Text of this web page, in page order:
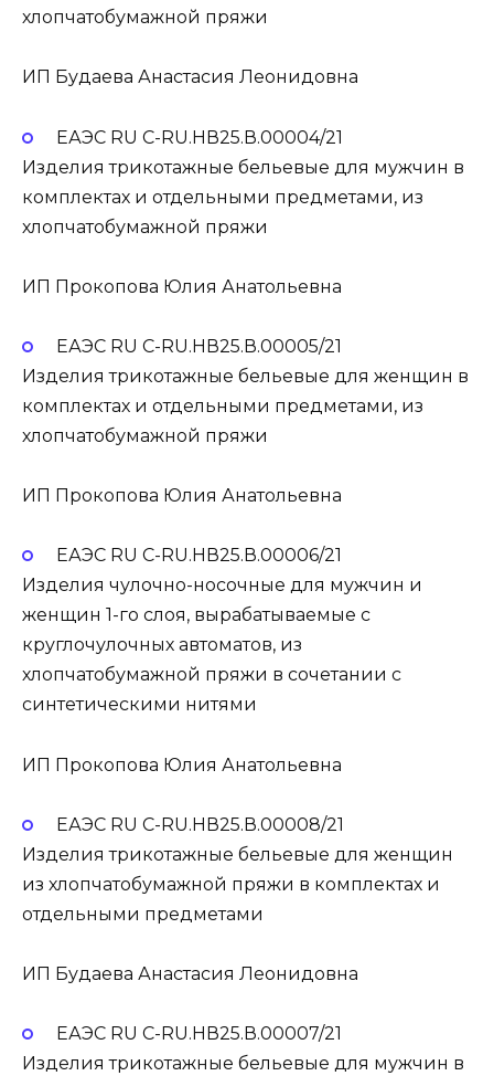
хлопчатобумажной пряжи
ИП Будаева Анастасия Леонидовна
ЕАЭС RU С-RU.НВ25.В.00004/21
Изделия трикотажные бельевые для мужчин в
комплектах и отдельными предметами, из
хлопчатобумажной пряжи
ИП Прокопова Юлия Анатольевна
ЕАЭС RU С-RU.НВ25.В.00005/21
Изделия трикотажные бельевые для женщин в
комплектах и отдельными предметами, из
хлопчатобумажной пряжи
ИП Прокопова Юлия Анатольевна
ЕАЭС RU С-RU.НВ25.В.00006/21
Изделия чулочно-носочные для мужчин и
женщин 1-го слоя, вырабатываемые с
круглочулочных автоматов, из
хлопчатобумажной пряжи в сочетании с
синтетическими нитями
ИП Прокопова Юлия Анатольевна
ЕАЭС RU С-RU.НВ25.В.00008/21
Изделия трикотажные бельевые для женщин
из хлопчатобумажной пряжи в комплектах и
отдельными предметами
ИП Будаева Анастасия Леонидовна
ЕАЭС RU С-RU.НВ25.В.00007/21
Изделия трикотажные бельевые для мужчин в